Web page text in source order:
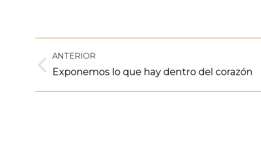
Navegación
entre
publicaciones
ANTERIOR
Publicación
Exponemos lo que hay dentro del corazón